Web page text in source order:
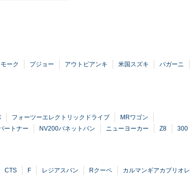
モーク プジョー アウトビアンキ 米国スズキ
パガーニ
フォーツーエレクトリックドライブ
MRワゴン
ートナー NV200バネットバン ニューヨーカー Z8 300
CTS F レジアスバン Rクーペ
カルマンギアカブリオレ